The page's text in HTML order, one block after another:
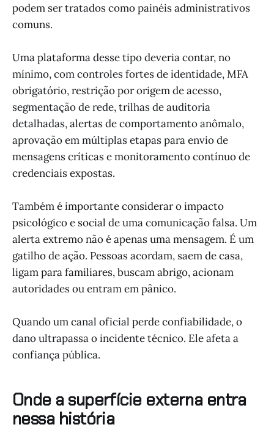
podem ser tratados como painéis administrativos
comuns.
Uma plataforma desse tipo deveria contar, no
mínimo, com controles fortes de identidade, MFA
obrigatório, restrição por origem de acesso,
segmentação de rede, trilhas de auditoria
detalhadas, alertas de comportamento anômalo,
aprovação em múltiplas etapas para envio de
mensagens críticas e monitoramento contínuo de
credenciais expostas.
Também é importante considerar o impacto
psicológico e social de uma comunicação falsa. Um
alerta extremo não é apenas uma mensagem. É um
gatilho de ação. Pessoas acordam, saem de casa,
ligam para familiares, buscam abrigo, acionam
autoridades ou entram em pânico.
Quando um canal oficial perde confiabilidade, o
dano ultrapassa o incidente técnico. Ele afeta a
confiança pública.
Onde a superfície externa entra
nessa história